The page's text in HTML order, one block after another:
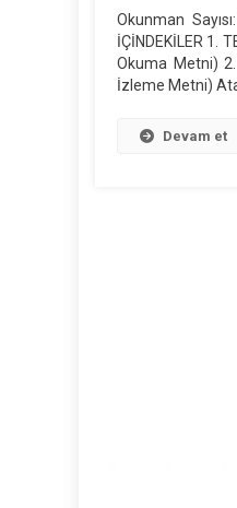
Okunman
İÇİNDEKİLER 1.
Okuma Metni)
İzleme Metni)
Devam et